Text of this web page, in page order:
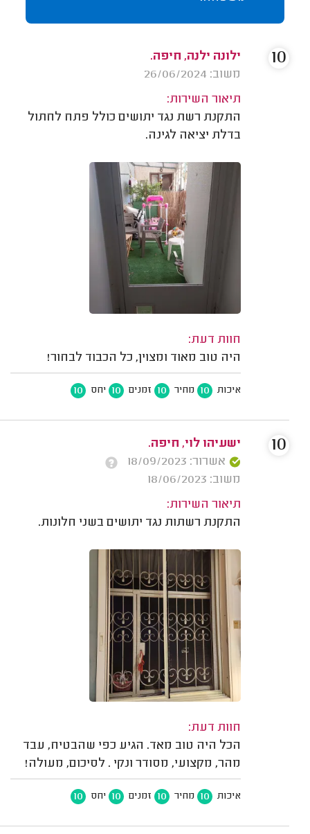
ילונה ילנה, חיפה.
משוב: 26/06/2024
תיאור השירות:
התקנת רשת נגד יתושים כולל פתח לחתול
בדלת יציאה לגינה.
חוות דעת:
היה טוב מאוד ומצוין, כל הכבוד לבחור!
איכות 10 מחיר 10 זמנים 10 יחס 10
10
ישעיהו לוי, חיפה.
אשרור: 18/09/2023
משוב: 18/06/2023
תיאור השירות:
התקנת רשתות נגד יתושים בשני חלונות.
חוות דעת:
הכל היה טוב מאד. הגיע כפי שהבטיח, עבד
מהר, מקצועי, מסודר ונקי . לסיכום, מעולה!
איכות 10 מחיר 10 זמנים 10 יחס 10
10